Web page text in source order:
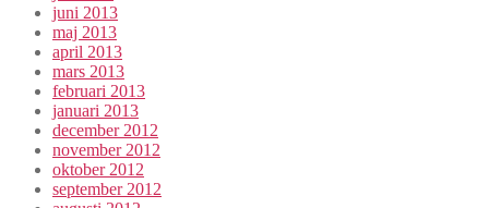
juni 2013
maj 2013
april 2013
mars 2013
februari 2013
januari 2013
december 2012
november 2012
oktober 2012
september 2012